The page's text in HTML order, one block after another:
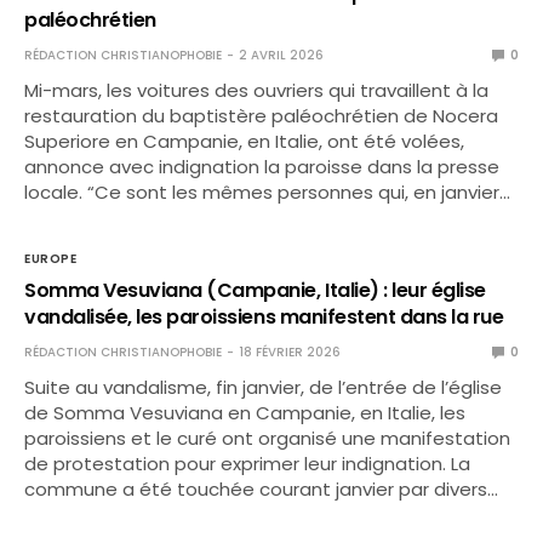
paléochrétien
RÉDACTION CHRISTIANOPHOBIE 2 AVRIL 2026 0
Mi-mars, les voitures des ouvriers qui travaillent à la
restauration du baptistère paléochrétien de Nocera
Superiore en Campanie, en Italie, ont été volées,
annonce avec indignation la paroisse dans la presse
locale. “Ce sont les mêmes personnes qui, en janvier…
EUROPE
Somma Vesuviana (Campanie, Italie) : leur église
vandalisée, les paroissiens manifestent dans la rue
RÉDACTION CHRISTIANOPHOBIE 18 FÉVRIER 2026 0
Suite au vandalisme, fin janvier, de l’entrée de l’église
de Somma Vesuviana en Campanie, en Italie, les
paroissiens et le curé ont organisé une manifestation
de protestation pour exprimer leur indignation. La
commune a été touchée courant janvier par divers…